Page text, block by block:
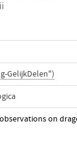
GelijkDelen")
observations on